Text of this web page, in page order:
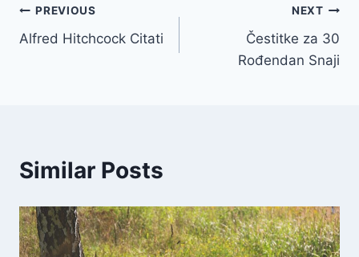
Post
navigation
PREVIOUS
Alfred Hitchcock Citati
NEXT
Čestitke za 30
Rođendan Snaji
Similar Posts